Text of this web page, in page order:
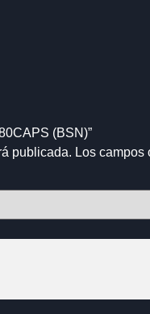
(BSN)”
publicada. Los campos